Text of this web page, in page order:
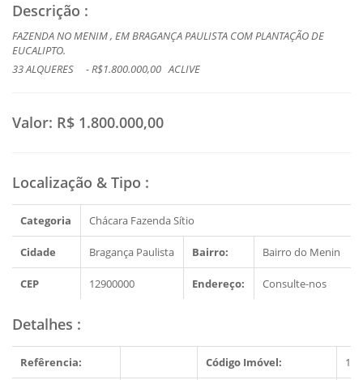
Descrição :
FAZENDA NO MENIM , EM BRAGANÇA PAULISTA COM PLANTAÇÃO DE
EUCALIPTO.
33 ALQUERES - R$1.800.000,00 ACLIVE
Valor: R$ 1.800.000,00
Localização & Tipo :
Categoria Chácara Fazenda Sítio
Cidade Bragança Paulista Bairro: Bairro do Menin
CEP 12900000 Endereço: Consulte-nos
Detalhes :
Refêrencia: Código Imóvel: